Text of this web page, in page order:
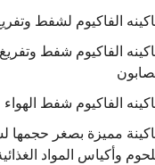
الفاكيوم لشفط
الفاكيوم شفط
الفاكيوم شفط الهواء
مميزة بصغر حجمها
وأكياس المواد